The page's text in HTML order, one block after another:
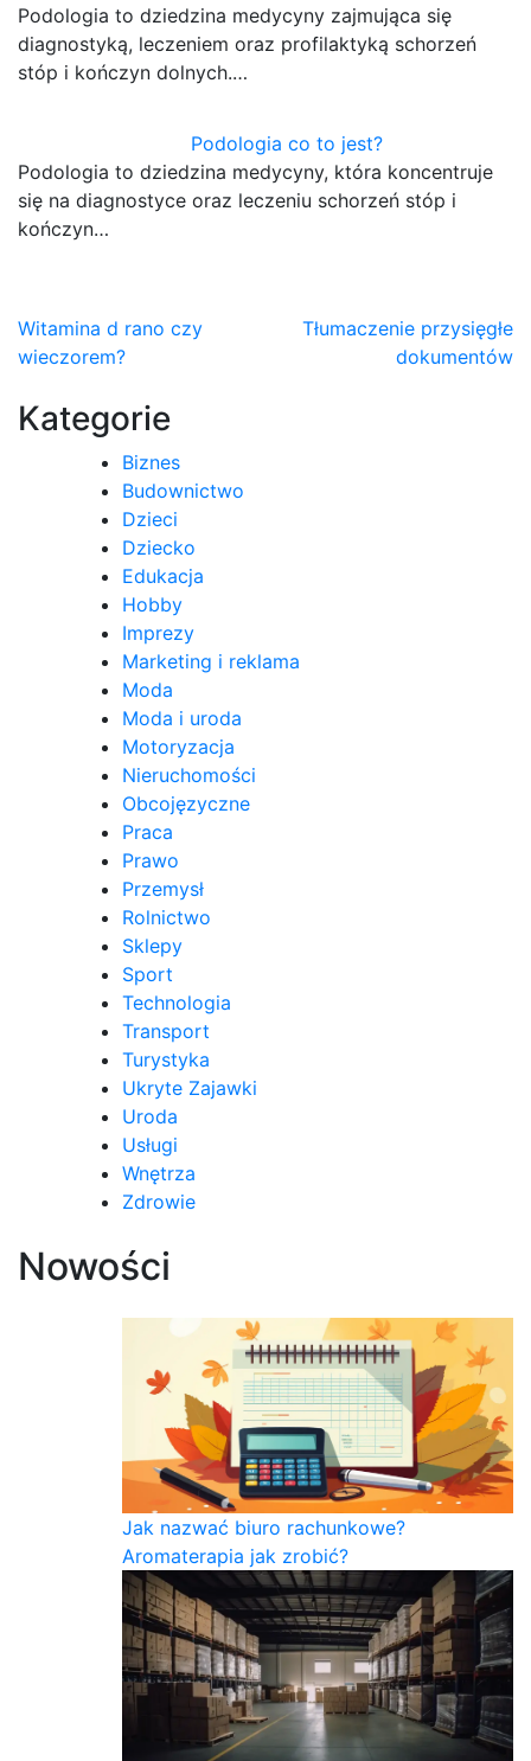
Podologia to dziedzina medycyny zajmująca się
diagnostyką, leczeniem oraz profilaktyką schorzeń
stóp i kończyn dolnych.…
Podologia co to jest?
Podologia to dziedzina medycyny, która koncentruje
się na diagnostyce oraz leczeniu schorzeń stóp i
kończyn…
Nawigacja
wpisu
Witamina d rano czy
wieczorem?
Tłumaczenie przysięgłe
dokumentów
Kategorie
Biznes
Budownictwo
Dzieci
Dziecko
Edukacja
Hobby
Imprezy
Marketing i reklama
Moda
Moda i uroda
Motoryzacja
Nieruchomości
Obcojęzyczne
Praca
Prawo
Przemysł
Rolnictwo
Sklepy
Sport
Technologia
Transport
Turystyka
Ukryte Zajawki
Uroda
Usługi
Wnętrza
Zdrowie
Nowości
Jak nazwać biuro rachunkowe?
Aromaterapia jak zrobić?